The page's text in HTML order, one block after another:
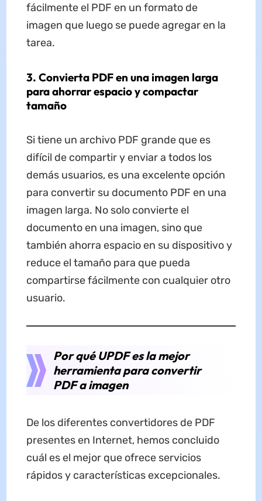
fácilmente el PDF en un formato de
imagen que luego se puede agregar en la
tarea.
3. Convierta PDF en una imagen larga
para ahorrar espacio y compactar
tamaño
Si tiene un archivo PDF grande que es
difícil de compartir y enviar a todos los
demás usuarios, es una excelente opción
para convertir su documento PDF en una
imagen larga. No solo convierte el
documento en una imagen, sino que
también ahorra espacio en su dispositivo y
reduce el tamaño para que pueda
compartirse fácilmente con cualquier otro
usuario.
Por qué UPDF es la mejor
herramienta para convertir
PDF a imagen
De los diferentes convertidores de PDF
presentes en Internet, hemos concluido
cuál es el mejor que ofrece servicios
rápidos y características excepcionales.